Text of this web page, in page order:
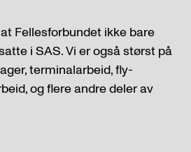
Fellesforbundet ikke bare
i SAS. Vi er også størst på
terminalarbeid, fly-
og flere andre deler av